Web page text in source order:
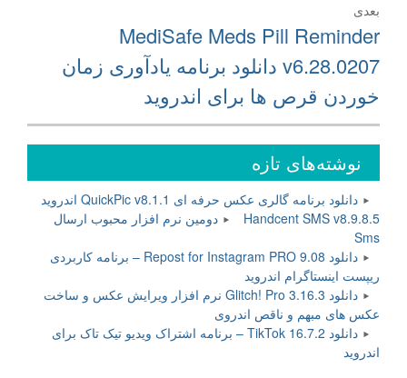
بعدی
نوشته
بعدی:
MediSafe Meds Pill Reminder
v6.28.0207 دانلود برنامه یادآوری زمان
خوردن قرص ها برای اندروید
نوشته‌های تازه
دانلود برنامه گالری عکس حرفه ای QuickPic v8.1.1 اندروید
Handcent SMS v8.9.8.5 دومین نرم افزار محبوب ارسال
Sms
دانلود Repost for Instagram PRO 9.08 – برنامه کاربردی
ریپست اینستاگرام اندروید
دانلود Glitch! Pro 3.16.3 نرم افزار ویرایش عکس و ساخت
عکس های مبهم و ناقص اندروی
دانلود TikTok 16.7.2 – برنامه اشتراک ویدیو تیک تاک برای
اندروید